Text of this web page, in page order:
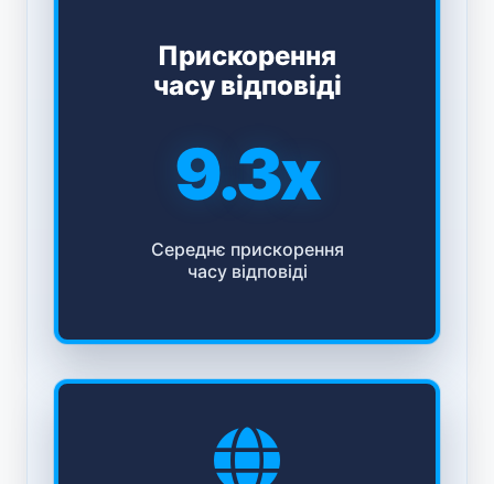
Прискорення
часу відповіді
9.3x
Середнє прискорення
часу відповіді